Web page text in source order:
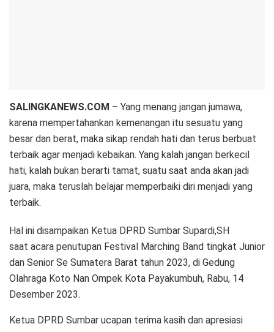
SALINGKANEWS.COM – Yang menang jangan jumawa,
karena mempertahankan kemenangan itu sesuatu yang
besar dan berat, maka sikap rendah hati dan terus berbuat
terbaik agar menjadi kebaikan. Yang kalah jangan berkecil
hati, kalah bukan berarti tamat, suatu saat anda akan jadi
juara, maka teruslah belajar memperbaiki diri menjadi yang
terbaik.
Hal ini disampaikan Ketua DPRD Sumbar Supardi,SH
saat acara penutupan Festival Marching Band tingkat Junior
dan Senior Se Sumatera Barat tahun 2023, di Gedung
Olahraga Koto Nan Ompek Kota Payakumbuh, Rabu, 14
Desember 2023.
Ketua DPRD Sumbar ucapan terima kasih dan apresiasi